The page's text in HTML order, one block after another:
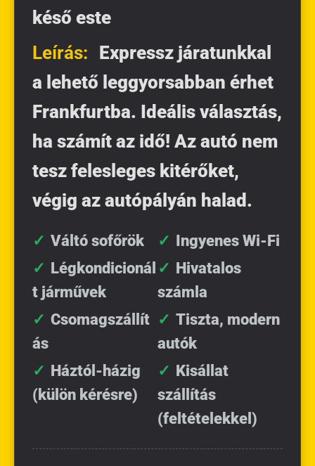
késő este
Leírás: Expressz járatunkkal
a lehető leggyorsabban érhet
Frankfurtba. Ideális választás,
ha számít az idő! Az autó nem
tesz felesleges kitérőket,
végig az autópályán halad.
Váltó sofőrök
Ingyenes Wi-Fi
Légkondicionál
t járművek
Hivatalos
számla
Csomagszállít
ás
Tiszta, modern
autók
Háztól-házig
(külön kérésre)
Kisállat
szállítás
(feltételekkel)